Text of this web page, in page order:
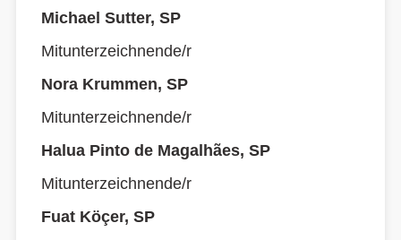
Michael Sutter, SP
Mitunterzeichnende/r
Nora Krummen, SP
Mitunterzeichnende/r
Halua Pinto de Magalhães, SP
Mitunterzeichnende/r
Fuat Köçer, SP